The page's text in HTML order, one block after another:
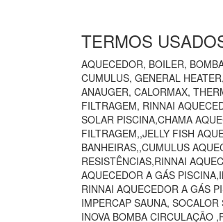
TERMOS
AQUECEDOR, BOILER,
CUMULUS, GENERAL
ANAUGER, CALORMAX,
FILTRAGEM, RINNAI
SOLAR PISCINA,CHAMA
FILTRAGEM,,JELLY FISH
BANHEIRAS,,CUMULUS
RESISTÊNCIAS,RINNAI
AQUECEDOR A GÁS
RINNAI AQUECEDOR A GÁS
IMPERCAP SAUNA,
INOVA BOMBA CIRCULAÇÃO